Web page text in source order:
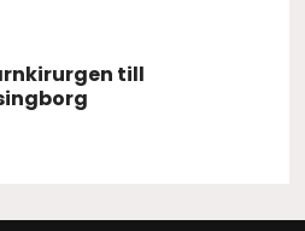
till